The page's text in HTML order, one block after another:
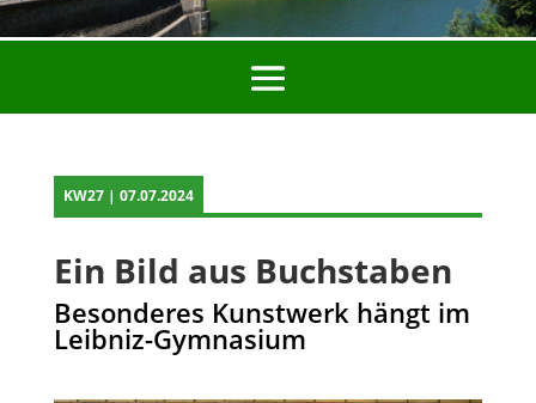
KW27 | 07.07.2024
Ein Bild aus Buchstaben
Besonderes Kunstwerk hängt im
Leibniz-Gymnasium